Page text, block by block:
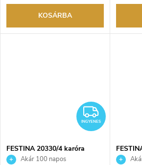
KOSÁRBA
INGYENES
FESTINA 20330/4 karóra
Akár 100 napos